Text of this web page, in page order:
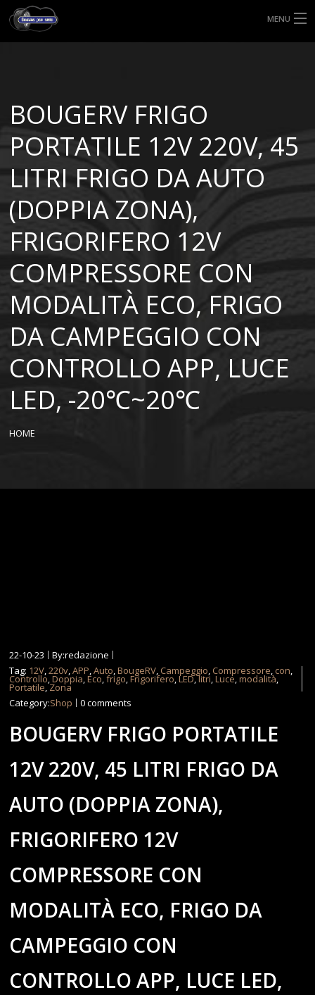
MENU
MISURE GOMME
BLOG
SHOP
BOUGERV FRIGO
PORTATILE 12V 220V, 45
LITRI FRIGO DA AUTO
(DOPPIA ZONA),
FRIGORIFERO 12V
COMPRESSORE CON
MODALITÀ ECO, FRIGO
DA CAMPEGGIO CON
CONTROLLO APP, LUCE
LED, -20℃~20℃
HOME
22-10-23
By:redazione
Tag: 12V,220v,APP,Auto,BougeRV, Campeggio, Compressore, con,
Controllo,Doppia,Eco,frigo,Frigorifero,LED,litri,Luce,modalità,
Portatile,Zona
Category:Shop 0 comments
BOUGERV FRIGO PORTATILE
12V 220V, 45 LITRI FRIGO DA
AUTO (DOPPIA ZONA),
FRIGORIFERO 12V
COMPRESSORE CON
MODALITÀ ECO, FRIGO DA
CAMPEGGIO CON
CONTROLLO APP, LUCE LED,